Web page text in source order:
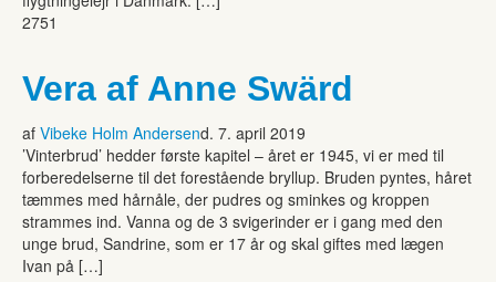
2751
Vera af Anne Swärd
af Vibeke Holm Andersend. 7. april 2019
’Vinterbrud’ hedder første kapitel – året er 1945, vi er med til
forberedelserne til det forestående bryllup. Bruden pyntes, håret
tæmmes med hårnåle, der pudres og sminkes og kroppen
strammes ind. Vanna og de 3 svigerinder er i gang med den
unge brud, Sandrine, som er 17 år og skal giftes med lægen
Ivan på […]